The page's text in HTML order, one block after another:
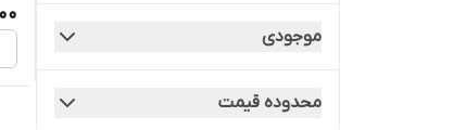
موجودی
محدوده قیمت